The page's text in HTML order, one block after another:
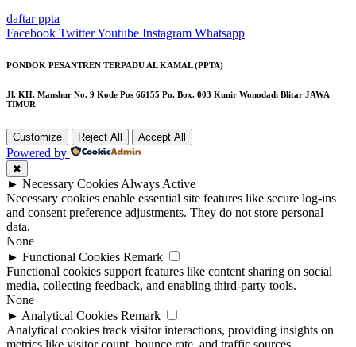
daftar ppta
Facebook TwitterYoutube Instagram Whatsapp
PONDOK PESANTREN TERPADU AL KAMAL (PPTA)
Jl. KH. Manshur No. 9 Kode Pos 66155 Po. Box. 003 Kunir Wonodadi Blitar JAWA
TIMUR
Customize Reject All Accept All
Powered by
✖
► Necessary Cookies Always Active
Necessary cookies enable essential site features like secure log-ins
and consent preference adjustments. They do not store personal
data.
None
► Functional Cookies Remark
Functional cookies support features like content sharing on social
media, collecting feedback, and enabling third-party tools.
None
► Analytical Cookies Remark
Analytical cookies track visitor interactions, providing insights on
metrics like visitor count, bounce rate, and traffic sources.